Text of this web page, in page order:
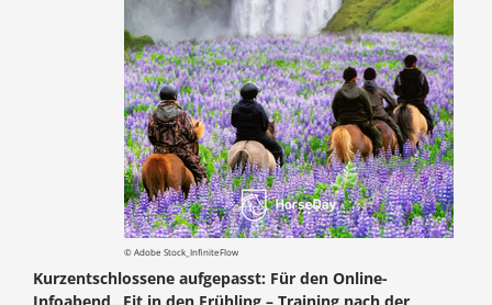
© Adobe Stock_InfiniteFlow
Kurzentschlossene aufgepasst: Für den Online-